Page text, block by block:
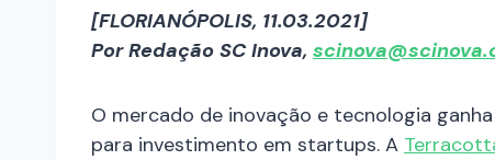
[FLORIANÓPOLIS, 11.03.2021]
Por Redação SC Inova,
O mercado de inovação e tecnologia
para investimento em startups. A